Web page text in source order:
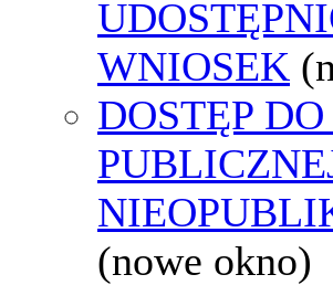
WNIOSEK
DOSTĘP
(nowe okno)